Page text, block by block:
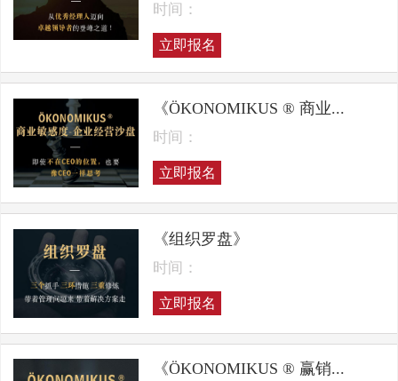
时间：
立即报名
《ÖKONOMIKUS ® 商业...
时间：
立即报名
《组织罗盘》
时间：
立即报名
《ÖKONOMIKUS ® 赢销...